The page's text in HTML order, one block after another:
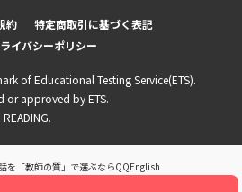
for Smile Project」実施中！
8月初月99円キャンペーン開催中！
約
特定商取引に基づく表記
イバシーポリシー
of Educational Testing Service(ETS).
or approved by ETS.
を「教師の質」で選ぶならQQEnglish